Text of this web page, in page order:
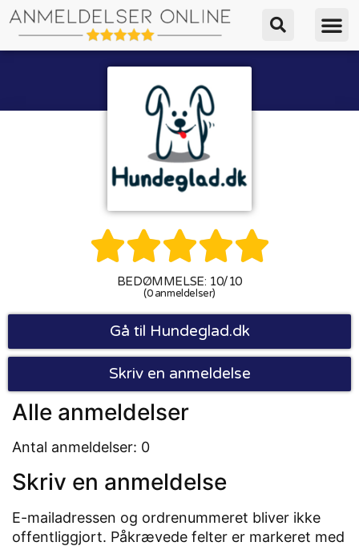

BEDØMMELSE: 10/10
(0 anmeldelser)
Gå til Hundeglad.dk
Skriv en anmeldelse
Alle anmeldelser
Antal anmeldelser: 0
Skriv en anmeldelse
E-mailadressen og ordrenummeret bliver ikke
offentliggjort. Påkrævede felter er markeret med